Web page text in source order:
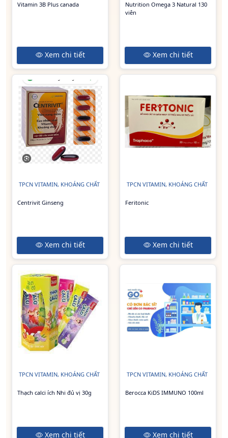
Vitamin 3B Plus canada
Xem chi tiết
Nutrition Omega 3 Natural 130
viên
Xem chi tiết
TPCN VITAMIN, KHOÁNG CHẤT
Centrivit Ginseng
Xem chi tiết
TPCN VITAMIN, KHOÁNG CHẤT
Feritonic
Xem chi tiết
TPCN VITAMIN, KHOÁNG CHẤT
Thạch calci ích Nhi đủ vị 30g
Xem chi tiết
TPCN VITAMIN, KHOÁNG CHẤT
Berocca KiDS IMMUNO 100ml
Xem chi tiết